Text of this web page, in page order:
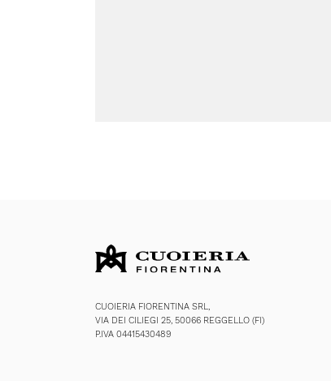
CUOIERIA FIORENTINA SRL,
VIA DEI CILIEGI 25, 50066 REGGELLO (FI)
P.IVA 04415430489